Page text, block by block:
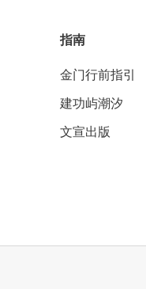
指南
金门行前指引
建功屿潮汐
文宣出版